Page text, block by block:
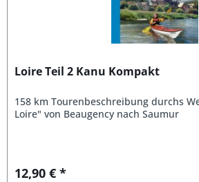
Loire Teil 2 Kanu Kompakt
158 km Tourenbeschreibung durchs
Loire" von Beaugency nach Saumur
12,90 € *